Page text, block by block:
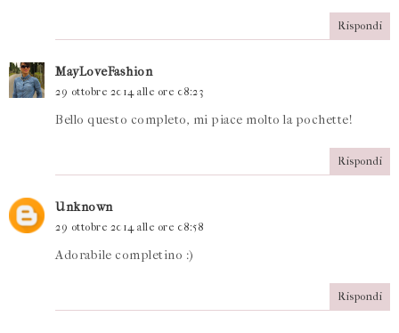
Rispondi
MayLoveFashion
29 ottobre 2014 alle ore 08:23
Bello questo completo, mi piace molto la pochette!
Rispondi
Unknown
29 ottobre 2014 alle ore 08:58
Adorabile completino :)
Rispondi